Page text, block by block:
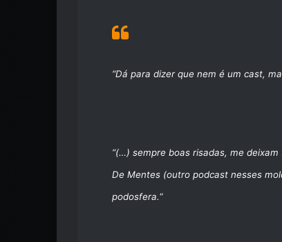
“Dá para dizer que nem é um cast,
“(…) sempre boas risadas, me
De Mentes (outro podcast nesses
podosfera.“